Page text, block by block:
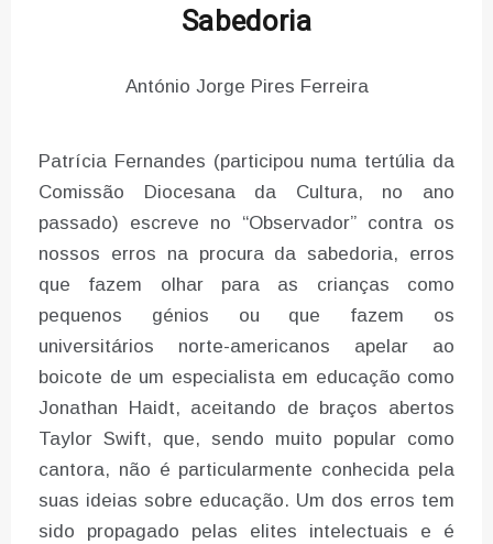
Sabedoria
António Jorge Pires Ferreira
Patrícia Fernandes (participou numa tertúlia da
Comissão Diocesana da Cultura, no ano
passado) escreve no “Observador” contra os
nossos erros na procura da sabedoria, erros
que fazem olhar para as crianças como
pequenos génios ou que fazem os
universitários norte-americanos apelar ao
boicote de um especialista em educação como
Jonathan Haidt, aceitando de braços abertos
Taylor Swift, que, sendo muito popular como
cantora, não é particularmente conhecida pela
suas ideias sobre educação. Um dos erros tem
sido propagado pelas elites intelectuais e é